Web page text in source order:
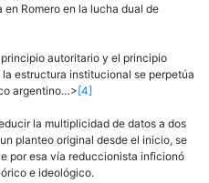
Romero en la lucha dual de
autoritario y el principio
estructura institucional se perpetúa
argentino…>[4]
la multiplicidad de datos a dos
planteo original desde el inicio, se
por esa vía reduccionista inficionó
e ideológico.